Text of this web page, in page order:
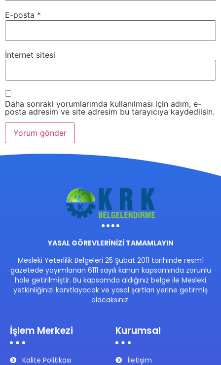
E-posta *
İnternet sitesi
Daha sonraki yorumlarımda kullanılması için adım, e-
posta adresim ve site adresim bu tarayıcıya kaydedilsin.
YASAL GÖREVLERİNİZİ TAMAMLAYIN
Mesleki Yeterlilik Belgeleri 25 Şubat 2011 tarihinde resmî
gazetede yayımlanan 6111 sayılı kanun kapsamında zorunlu
hale getirilmiştir. Bu kapsamda aldığınız belge ile Mesleki
yetkinliğinizi kanıtlayacak ve yasal şartları yerine getirmiş
olacaksınız.
İşlem Merkezi
Kalite Politikası
Kurumsal
İletişim